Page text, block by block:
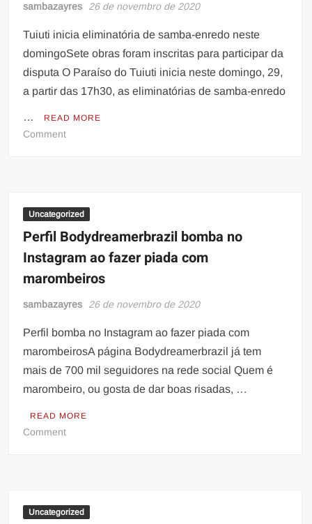
sambazayres 26 de novembro de 2020
Tuiuti inicia eliminatória de samba-enredo neste
domingoSete obras foram inscritas para participar da
disputa O Paraíso do Tuiuti inicia neste domingo, 29,
a partir das 17h30, as eliminatórias de samba-enredo
… READ MORE
Commenton
samba-
enredo
neste
domingo
Uncategorized
Perfil Bodydreamerbrazil bomba no
Instagram ao fazer piada com
marombeiros
sambazayres 26 de novembro de 2020
Perfil bomba no Instagram ao fazer piada com
marombeirosA página Bodydreamerbrazil já tem
mais de 700 mil seguidores na rede social Quem é
marombeiro, ou gosta de dar boas risadas, …
READ MORE
Commenton
Instagram
Uncategorized